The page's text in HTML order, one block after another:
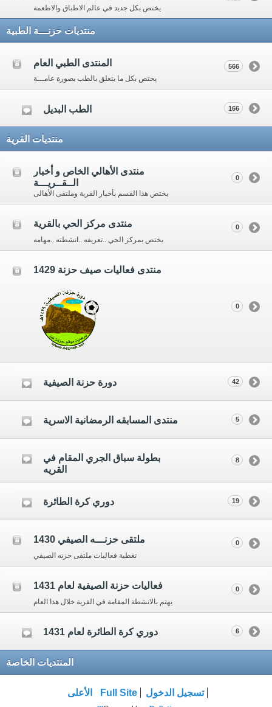
يختص بكل جديد في عالم الاطباق والاطعمة
منتديات حزنـــة الطبية
المنتدى الطبي العام
يختص بكل ما يتعلق بالطب بصورة عامـــة
566
الطب البديل 166
منتديات القرية
منتدى الأهالي الخاص و أخبار
الــقــريـــة
يختص هذا القسم بأخبار القرية وملتقى الأهالى
0
منتدى مركز الحي بالقرية
يختص بمركز الحي ..تعريفه ..انشطته ..مهامه
0
منتدى فعاليات صيف حزنة 1429
0
دورة حزنة الصيفية 42
منتدى المسابقه الرمضانية الاسرية 5
بطولة سباق الجري المقام في
القريه
8
دوري كرة الطائرة 19
ملتقى حزنـــه الصيفي 1430
تغطية فعاليات ملتقى حزنه الصيفي
0
فعاليات حزنة الصيفية لعام 1431
يهتم بالانشطة المقامة في القرية خلال هذا العام
0
دوري كرة الطائرة لعام 1431 6
المنتديات الخاصة
تسجيل الدخول Full Site الأعلى